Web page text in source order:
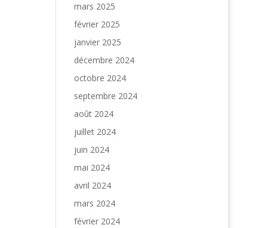
mars 2025
février 2025
janvier 2025
décembre 2024
octobre 2024
septembre 2024
août 2024
juillet 2024
juin 2024
mai 2024
avril 2024
mars 2024
février 2024